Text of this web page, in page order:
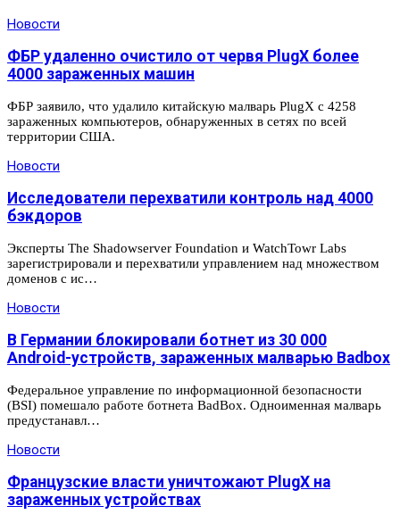
Новости
ФБР удаленно очистило от червя PlugX более
4000 зараженных машин
ФБР заявило, что удалило китайскую малварь PlugX с 4258
зараженных компьютеров, обнаруженных в сетях по всей
территории США.
Новости
Исследователи перехватили контроль над 4000
бэкдоров
Эксперты The Shadowserver Foundation и WatchTowr Labs
зарегистрировали и перехватили управлением над множеством
доменов с ис…
Новости
В Германии блокировали ботнет из 30 000
Android-устройств, зараженных малварью Badbox
Федеральное управление по информационной безопасности
(BSI) помешало работе ботнета BadBox. Одноименная малварь
предустанавл…
Новости
Французские власти уничтожают PlugX на
зараженных устройствах